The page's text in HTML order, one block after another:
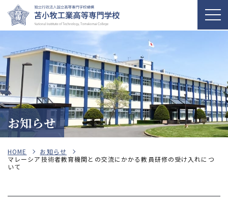
お知らせ
HOME
お知らせ
マレーシア技術者教育機関との交流にかかる教員研修の受け入れにつ
いて